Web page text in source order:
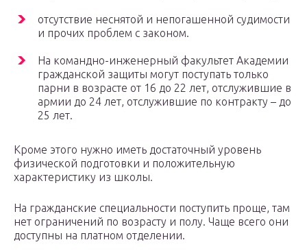
отсутствие неснятой и непогашенной судимости
и прочих проблем с законом.
На командно-инженерный факультет Академии
гражданской защиты могут поступать только
парни в возрасте от 16 до 22 лет, отслужившие в
армии до 24 лет, отслужившие по контракту – до
25 лет.
Кроме этого нужно иметь достаточный уровень
физической подготовки и положительную
характеристику из школы.
На гражданские специальности поступить проще, там
нет ограничений по возрасту и полу. Чаще всего они
доступны на платном отделении.